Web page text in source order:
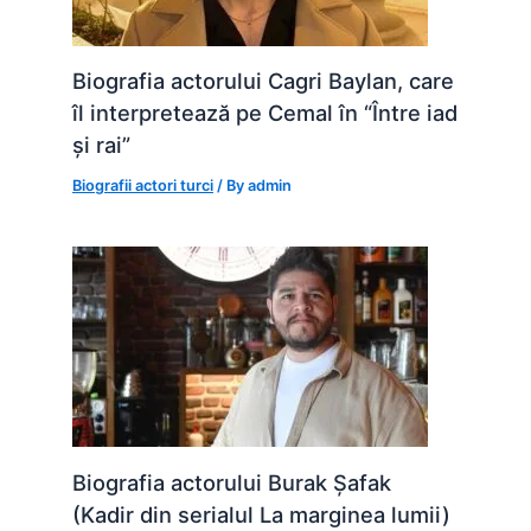
Biografia actorului Cagri Baylan, care
îl interpretează pe Cemal în “Între iad
și rai”
Biografii actori turci / Byadmin
Biografia actorului Burak Șafak
(Kadir din serialul La marginea lumii)